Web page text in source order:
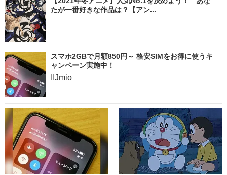
たが一番好きな作品は？【アン...
スマホ2GBで月額850円～ 格安SIMをお得に使うキ
ャンペーン実施中！
IIJmio